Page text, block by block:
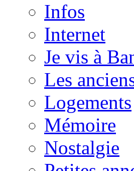
Infos
Internet
Je vis à
Les
Logements
Mémoire
Nostalgie